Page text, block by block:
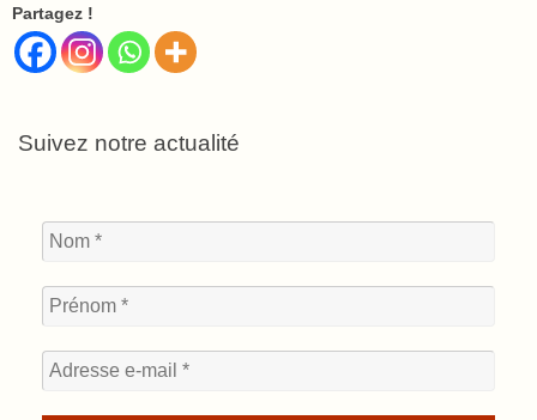
Partagez !
Suivez notre actualité